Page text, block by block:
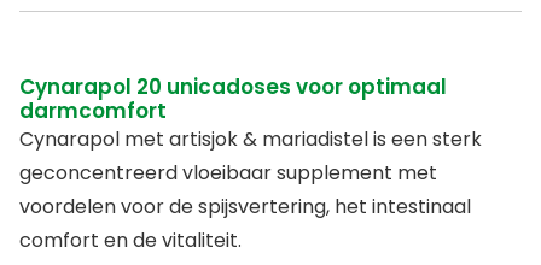
Cynarapol 20 unicadoses voor optimaal
darmcomfort
Cynarapol met artisjok & mariadistel is een sterk
geconcentreerd vloeibaar supplement met
voordelen voor de spijsvertering, het intestinaal
comfort en de vitaliteit.